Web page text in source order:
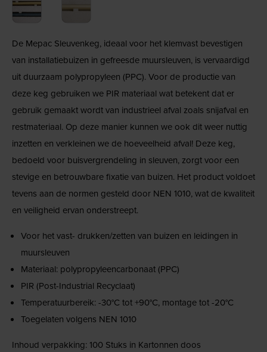
De Mepac Sleuvenkeg, ideaal voor het klemvast bevestigen
van installatiebuizen in gefreesde muursleuven, is vervaardigd
uit duurzaam polypropyleen (PPC). Voor de productie van
deze keg gebruiken we PIR materiaal wat betekent dat er
gebruik gemaakt wordt van industrieel afval zoals snijafval en
restmateriaal. Op deze manier kunnen we ook dit weer nuttig
inzetten en verkleinen we de hoeveelheid afval! Deze keg,
bedoeld voor buisvergrendeling in sleuven, zorgt voor een
stevige en betrouwbare fixatie van buizen. Het product voldoet
tevens aan de normen gesteld door NEN 1010, wat de kwaliteit
en veiligheid ervan onderstreept.
Voor het vast- drukken/zetten van buizen en leidingen in
muursleuven
Materiaal: polypropyleencarbonaat (PPC)
PIR (Post-Industrial Recyclaat)
Temperatuurbereik: -30°C tot +90°C, montage tot -20°C
Toegelaten volgens NEN 1010
Inhoud verpakking: 100 Stuks in Kartonnen doos